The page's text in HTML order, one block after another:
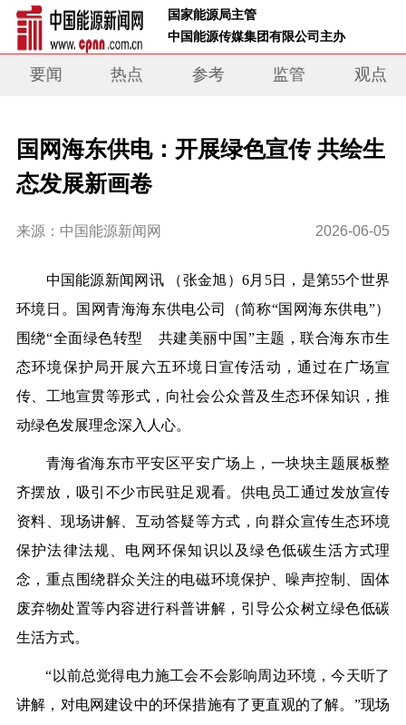
国家能源局主管
中国能源传媒集团有限公司主办
要闻 热点 参考 监管 观点
国网海东供电：开展绿色宣传 共绘生
态发展新画卷
来源：中国能源新闻网 2026-06-05
中国能源新闻网讯 （张金旭） 6月5日，是第55个世界
环境日。
国网青海海东供电公司（简称“国网海东供电”）
围绕“全面绿色转型 共建美丽中国”主题，联合海东市生
态环境保护局开展六五环境日宣传活动，通过在广场宣
传、工地宣贯等形式，向社会公众普及生态环保知识，推
动绿色发展理念深入人心。
青海省海东市平安区平安广场上，一块块主题展板整
齐摆放，吸引不少市民驻足观看。供电员工通过发放宣传
资料、现场讲解、互动答疑等方式，向群众宣传生态环境
保护法律法规、电网环保知识以及绿色低碳生活方式理
念，重点围绕群众关注的电磁环境保护、噪声控制、固体
废弃物处置等内容进行科普讲解，引导公众树立绿色低碳
生活方式。
“以前总觉得电力施工会不会影响周边环境，今天听了
讲解，对电网建设中的环保措施有了更直观的了解。”现场